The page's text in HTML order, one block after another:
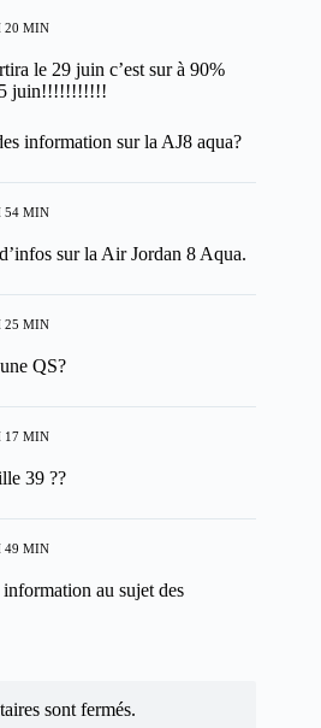
20 MIN
le 29 juin c’est sur à 90%
juin!!!!!!!!!!!
information sur la AJ8 aqua?
54 MIN
sur la Air Jordan 8 Aqua.
25 MIN
QS?
17 MIN
39 ??
49 MIN
au sujet des
sont fermés.